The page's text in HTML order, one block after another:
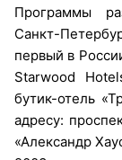
Программы
Санкт-
первый в
Starwood
бутик-отель
адресу:
«Александр